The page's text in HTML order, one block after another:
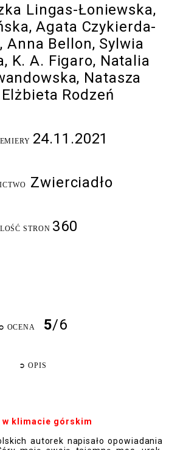
Lingas-Łoniewska,
Agata Czykierda-
Anna Bellon, Sylwia
K. A. Figaro, Natalia
Natasza
Rodzeń
24.11.2021
Zwierciadło
STRON 360
➲ OCENA 5/6
➲ OPIS
klimacie górskim
autorek napisało opowiadania